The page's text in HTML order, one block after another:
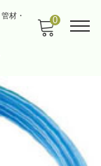
材・
0